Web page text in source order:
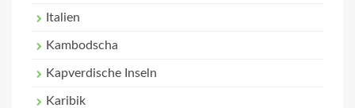
Italien
Kambodscha
Kapverdische Inseln
Karibik